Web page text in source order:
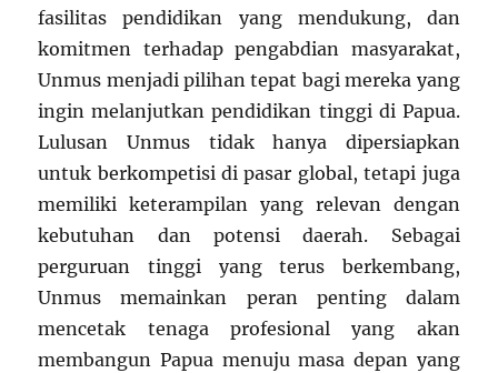
fasilitas pendidikan yang mendukung, dan
komitmen terhadap pengabdian masyarakat,
Unmus menjadi pilihan tepat bagi mereka yang
ingin melanjutkan pendidikan tinggi di Papua.
Lulusan Unmus tidak hanya dipersiapkan
untuk berkompetisi di pasar global, tetapi juga
memiliki keterampilan yang relevan dengan
kebutuhan dan potensi daerah. Sebagai
perguruan tinggi yang terus berkembang,
Unmus memainkan peran penting dalam
mencetak tenaga profesional yang akan
membangun Papua menuju masa depan yang